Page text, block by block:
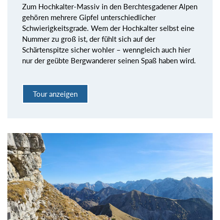
Zum Hochkalter-Massiv in den Berchtesgadener Alpen
gehören mehrere Gipfel unterschiedlicher
Schwierigkeitsgrade. Wem der Hochkalter selbst eine
Nummer zu groß ist, der fühlt sich auf der
Schärtenspitze sicher wohler – wenngleich auch hier
nur der geübte Bergwanderer seinen Spaß haben wird.
Tour anzeigen